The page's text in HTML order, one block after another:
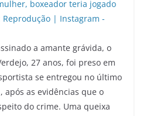
a amante grávida, o
27 anos, foi preso em
se entregou no último
após as evidências que o
do crime. Uma queixa